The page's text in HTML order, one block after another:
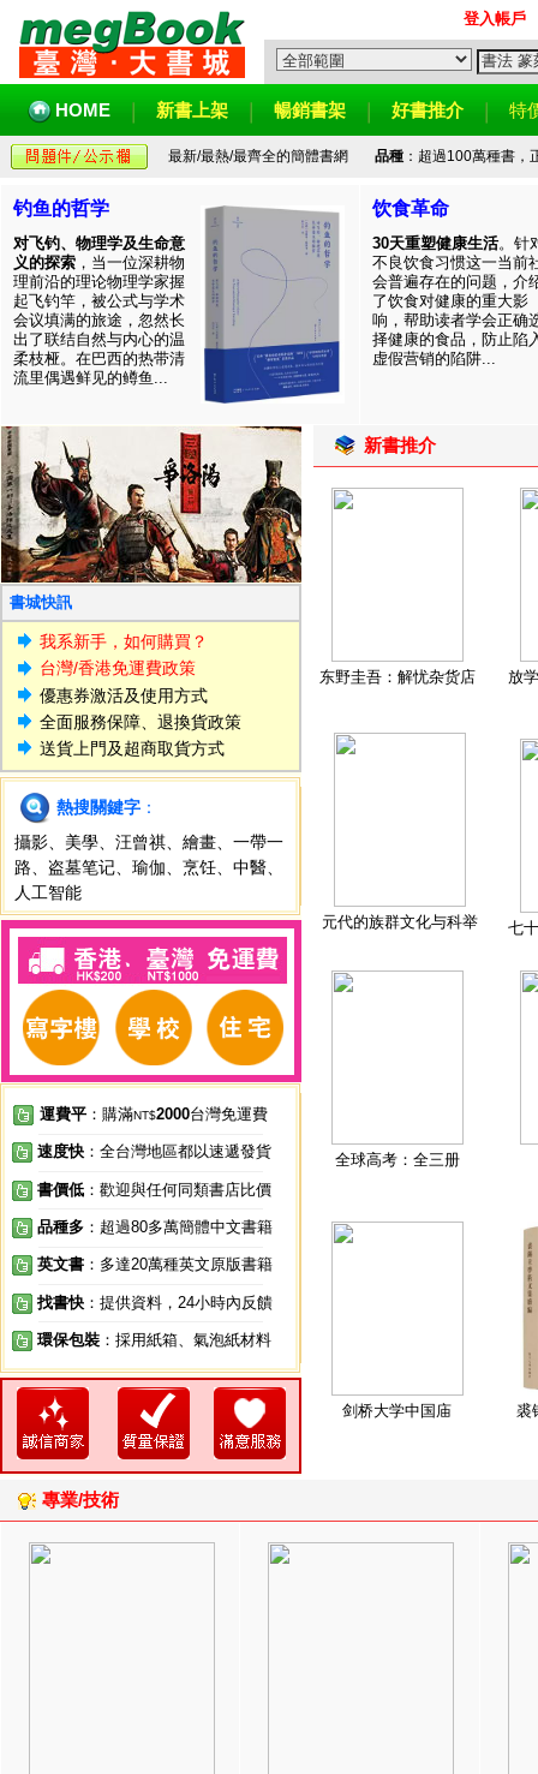
登入帳戶
HOME 新書上架 暢銷書架 好書推介 特
最新/最熱/最齊全的簡體書網 品種：超過100萬種書，
钓鱼的哲学
对飞钓、物理学及生命意
义的探索 ，当一位深耕物
理前沿的理论物理学家握
起飞钓竿，被公式与学术
会议填满的旅途，忽然长
出了联结自然与内心的温
柔枝桠。在巴西的热带清
流里偶遇鲜见的鳟鱼...
饮食革命
30天重塑健康生活。针
不良饮食习惯这一当前
会普遍存在的问题，介
了饮食对健康的重大影
响，帮助读者学会正确
择健康的食品，防止陷
虚假营销的陷阱...
書城快訊
我系新手，如何購買？
台灣/香港免運費政策
優惠券激活及使用方式
全面服務保障、退換貨政策
送貨上門及超商取貨方式
熱搜關鍵字 ：
攝影
美學 汪曾祺 繪畫
一帶一
路
盗墓笔记 瑜伽 烹饪 中醫
人工智能
運費平 ：購滿NT$2000台灣免運費
速度快 ：全台灣地區都以速遞發貨
書價低 ：歡迎與任何同類書店比價
品種多 ：超過80多萬簡體中文書籍
英文書 ：多達20萬種英文原版書籍
找書快 ：提供資料，24小時內反饋
環保包裝 ：採用紙箱、氣泡紙材料
新書推介
东野圭吾：解忧杂货店 放
元代的族群文化与科举 七
全球高考：全三册
剑桥大学中国庙 裘
專業/技術